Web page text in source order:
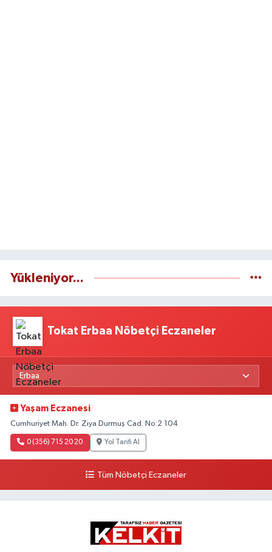
Yükleniyor...
Tokat Erbaa Nöbetçi Eczaneler
Yaşam Eczanesi
Cumhuriyet Mah. Dr. Ziya Durmuş Cad. No:2 104
0 (356) 715 20 20 Yol Tarifi Al
Tüm Nöbetçi Eczaneler